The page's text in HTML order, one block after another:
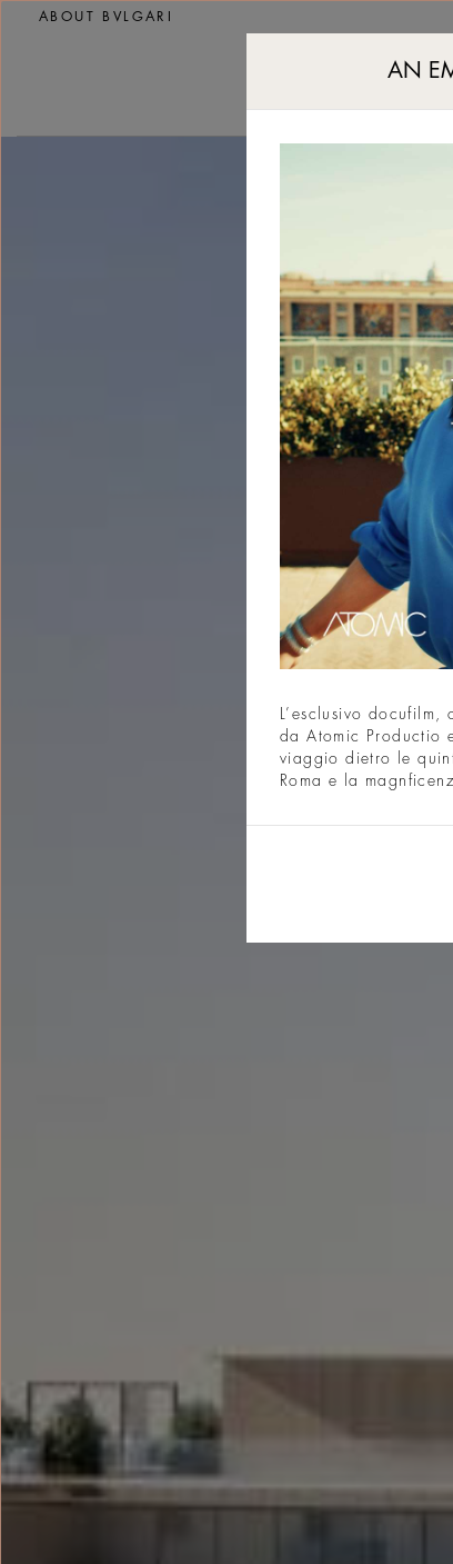
Hotel di lusso a Miami
ABOUT BVLGARI
AN
L’esclusivo
da Atomic Productio
viaggio dietro le
Roma e la